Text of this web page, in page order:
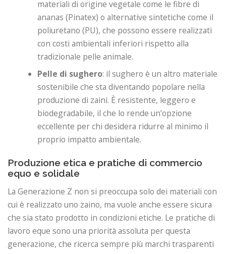
materiali di origine vegetale come le fibre di
ananas (Pinatex) o alternative sintetiche come il
poliuretano (PU), che possono essere realizzati
con costi ambientali inferiori rispetto alla
tradizionale pelle animale.
Pelle di sughero: il sughero è un altro materiale
sostenibile che sta diventando popolare nella
produzione di zaini. È resistente, leggero e
biodegradabile, il che lo rende un’opzione
eccellente per chi desidera ridurre al minimo il
proprio impatto ambientale.
Produzione etica e pratiche di commercio
equo e solidale
La Generazione Z non si preoccupa solo dei materiali con
cui è realizzato uno zaino, ma vuole anche essere sicura
che sia stato prodotto in condizioni etiche. Le pratiche di
lavoro eque sono una priorità assoluta per questa
generazione, che ricerca sempre più marchi trasparenti